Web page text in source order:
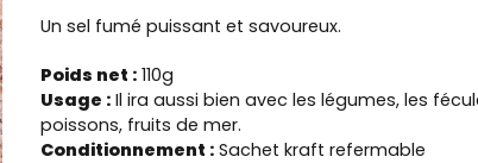
Un sel fumé puissant et savoureux.
Poids net : 110g
Usage : Il ira aussi bien avec les légumes, les
poissons, fruits de mer.
Conditionnement : Sachet kraft refermable